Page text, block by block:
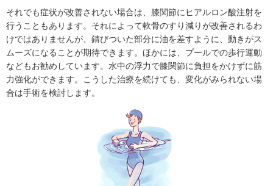
それでも症状が改善されない場合は、膝関節にヒアルロン酸注射を
行うこともあります。それによって軟骨のすり減りが改善されるわ
けではありませんが、錆びついた部分に油を差すように、動きがス
ムーズになることが期待できます。ほかには、プールでの歩行運動
などもお勧めしています。水中の浮力で膝関節に負担をかけずに筋
力強化ができます。こうした治療を続けても、変化がみられない場
合は手術を検討します。